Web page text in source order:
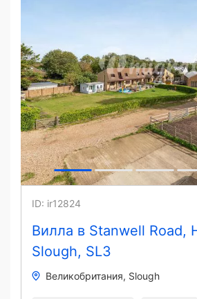
Вилла в Stanwell Road,
Slough, SL3
ID: ir12824
Великобритания Slough